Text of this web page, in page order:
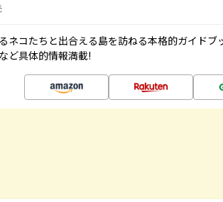
ネコたちと出合える島を訪ねる本格的ガイドブ
ど具体的情報満載!